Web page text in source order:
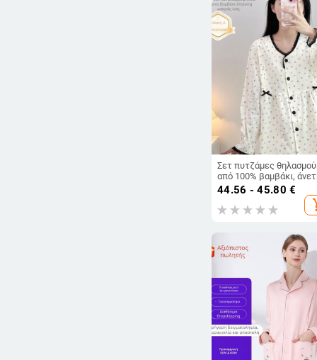
Σετ πυτζάμες θηλασμού
από 100% βαμβάκι,
γραμμής για μετά τον
θηλασμού, άνοιξη-
44.56 - 45.80 €